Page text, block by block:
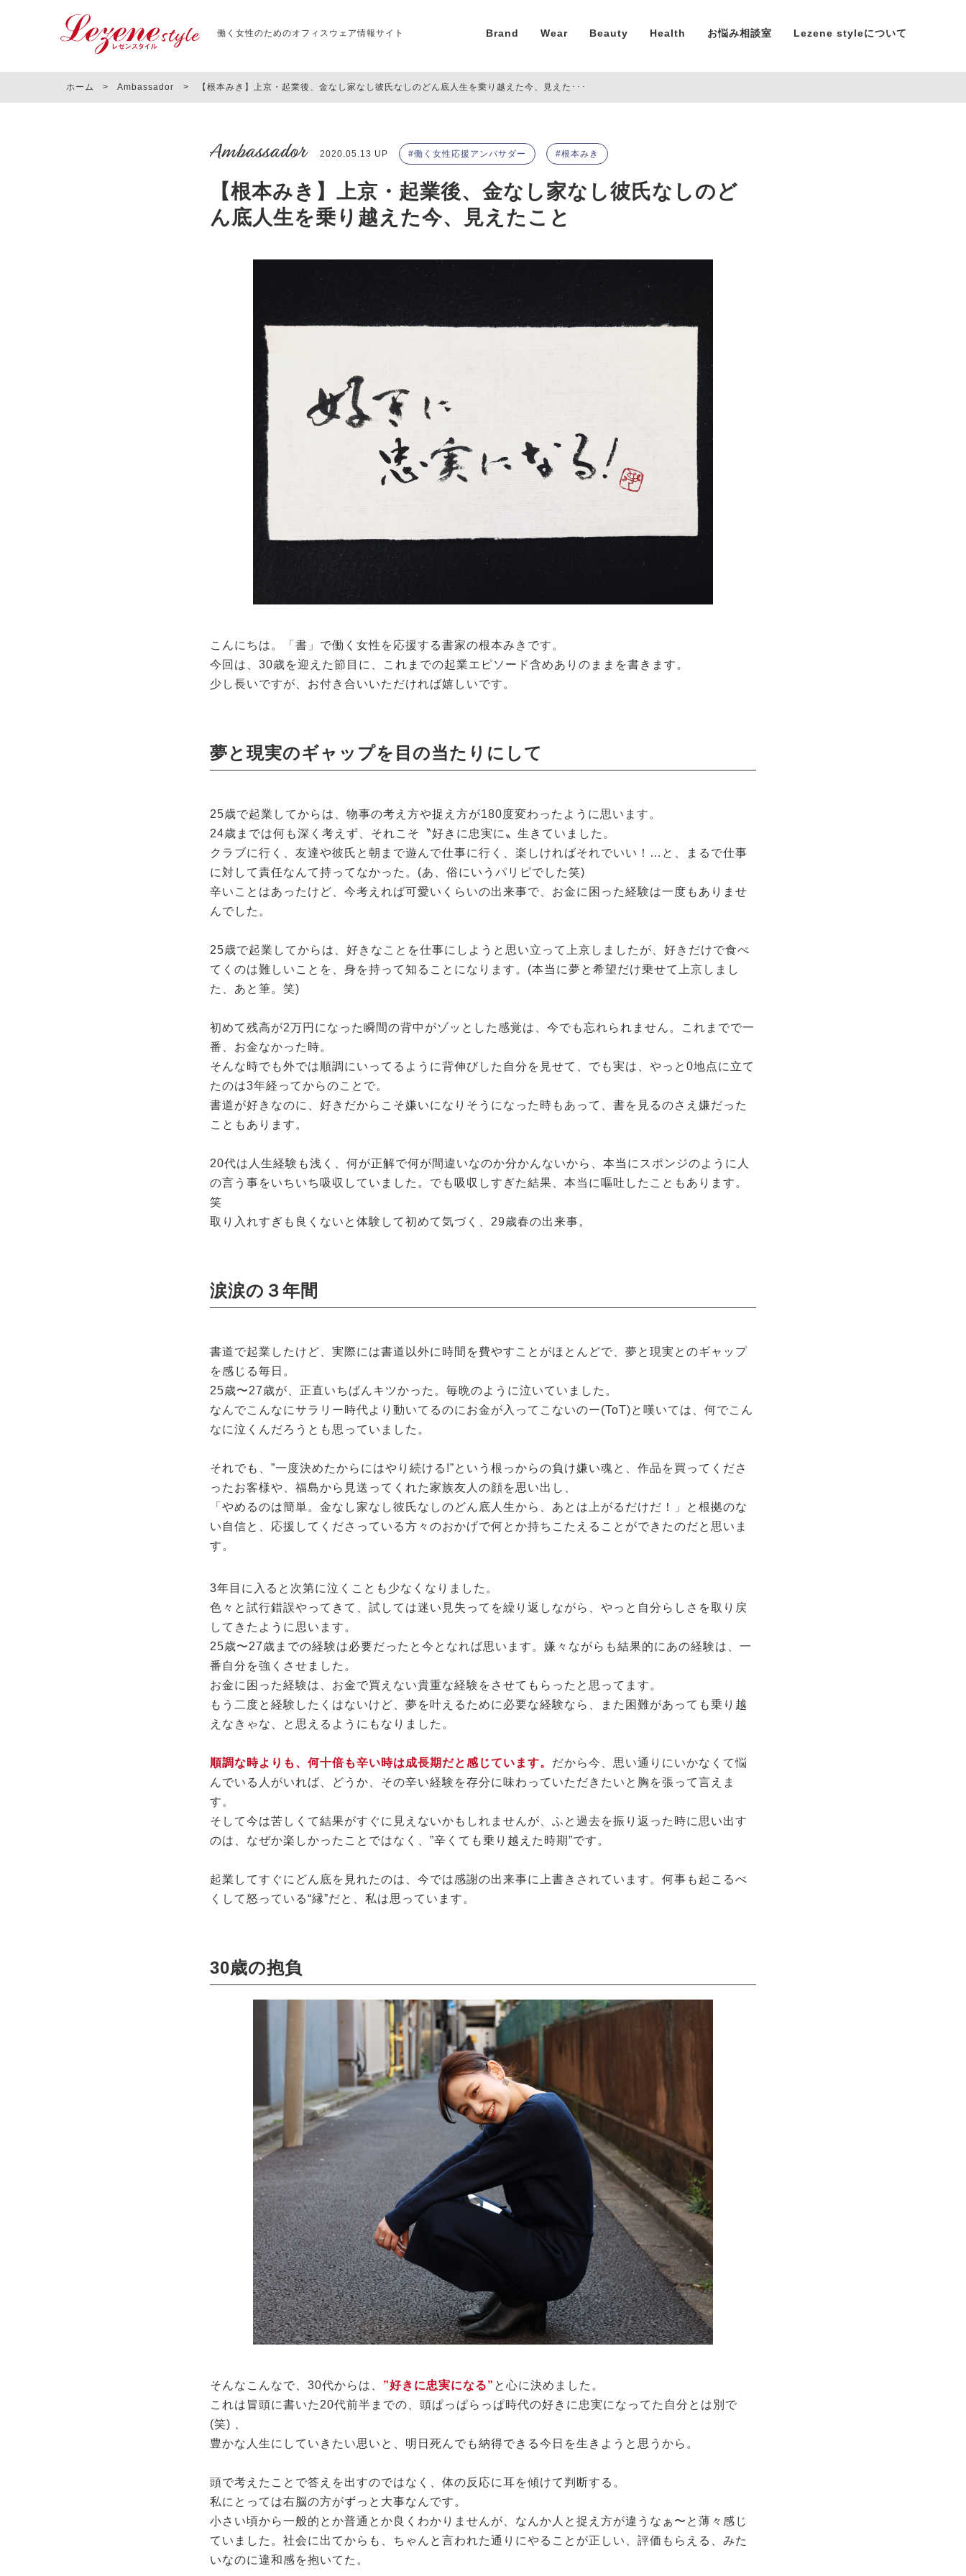
働く女性のためのオフィスウェア情報サイト Brand Wear Beauty Health お悩み相談室 Lezene styleについて
ホーム > Ambassador > 【根本みき】上京・起業後、金なし家なし彼氏なしのどん底人生を乗り越えた今、見えた･･･
Ambassador 2020.05.13 UP 働く女性応援アンバサダー 根本みき
【根本みき】上京・起業後、金なし家なし彼氏なしのど
ん底人生を乗り越えた今、見えたこと
こんにちは。「書」で働く女性を応援する書家の根本みきです。
今回は、30歳を迎えた節目に、これまでの起業エピソード含めありのままを書きます。
少し長いですが、お付き合いいただければ嬉しいです。
夢と現実のギャップを目の当たりにして
25歳で起業してからは、物事の考え方や捉え方が180度変わったように思います。
24歳までは何も深く考えず、それこそ〝好きに忠実に〟生きていました。
クラブに行く、友達や彼氏と朝まで遊んで仕事に行く、楽しければそれでいい！…と、まるで仕事
に対して責任なんて持ってなかった。(あ、俗にいうパリピでした笑)
辛いことはあったけど、今考えれば可愛いくらいの出来事で、お金に困った経験は一度もありませ
んでした。
25歳で起業してからは、好きなことを仕事にしようと思い立って上京しましたが、好きだけで食べ
てくのは難しいことを、身を持って知ることになります。(本当に夢と希望だけ乗せて上京しまし
た、あと筆。笑)
初めて残高が2万円になった瞬間の背中がゾッとした感覚は、今でも忘れられません。これまでで一
番、お金なかった時。
そんな時でも外では順調にいってるように背伸びした自分を見せて、でも実は、やっと0地点に立て
たのは3年経ってからのことで。
書道が好きなのに、好きだからこそ嫌いになりそうになった時もあって、書を見るのさえ嫌だった
こともあります。
20代は人生経験も浅く、何が正解で何が間違いなのか分かんないから、本当にスポンジのように人
の言う事をいちいち吸収していました。でも吸収しすぎた結果、本当に嘔吐したこともあります。
笑
取り入れすぎも良くないと体験して初めて気づく、29歳春の出来事。
涙涙の３年間
書道で起業したけど、実際には書道以外に時間を費やすことがほとんどで、夢と現実とのギャップ
を感じる毎日。
25歳〜27歳が、正直いちばんキツかった。毎晩のように泣いていました。
なんでこんなにサラリー時代より動いてるのにお金が入ってこないのー(ToT)と嘆いては、何でこん
なに泣くんだろうとも思っていました。
それでも、”一度決めたからにはやり続ける!”という根っからの負け嫌い魂と、作品を買ってくださ
ったお客様や、福島から見送ってくれた家族友人の顔を思い出し、
「やめるのは簡単。金なし家なし彼氏なしのどん底人生から、あとは上がるだけだ！」と根拠のな
い自信と、応援してくださっている方々のおかげで何とか持ちこたえることができたのだと思いま
す。
3年目に入ると次第に泣くことも少なくなりました。
色々と試行錯誤やってきて、試しては迷い見失ってを繰り返しながら、やっと自分らしさを取り戻
してきたように思います。
25歳〜27歳までの経験は必要だったと今となれば思います。嫌々ながらも結果的にあの経験は、一
番自分を強くさせました。
お金に困った経験は、お金で買えない貴重な経験をさせてもらったと思ってます。
もう二度と経験したくはないけど、夢を叶えるために必要な経験なら、また困難があっても乗り越
えなきゃな、と思えるようにもなりました。
順調な時よりも、何十倍も辛い時は成長期だと感じています。 だから今、思い通りにいかなくて悩
んでいる人がいれば、どうか、その辛い経験を存分に味わっていただきたいと胸を張って言えま
す。
そして今は苦しくて結果がすぐに見えないかもしれませんが、ふと過去を振り返った時に思い出す
のは、なぜか楽しかったことではなく、”辛くても乗り越えた時期”です。
起業してすぐにどん底を見れたのは、今では感謝の出来事に上書きされています。何事も起こるべ
くして怒っている“縁”だと、私は思っています。
30歳の抱負
そんなこんなで、30代からは、 ”好きに忠実になる” と心に決めました。
これは冒頭に書いた20代前半までの、頭ぱっぱらっぱ時代の好きに忠実になってた自分とは別で
(笑) 、
豊かな人生にしていきたい思いと、明日死んでも納得できる今日を生きようと思うから。
頭で考えたことで答えを出すのではなく、体の反応に耳を傾けて判断する。
私にとっては右脳の方がずっと大事なんです。
小さい頃から一般的とか普通とか良くわかりませんが、なんか人と捉え方が違うなぁ〜と薄々感じ
ていました。社会に出てからも、ちゃんと言われた通りにやることが正しい、評価もらえる、みた
いなのに違和感を抱いてた。